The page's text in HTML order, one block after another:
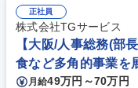
正社員
株式会社TGサービス
【大阪/人事総務(部
食など多角的事業を
月給49万円～70万円